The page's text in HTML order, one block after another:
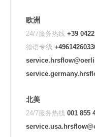
欧洲
24/7服务热线
+39
德语专线
北美
24/7服务热线 001 855